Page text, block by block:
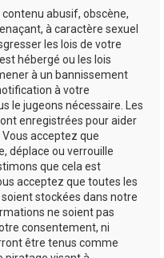
abusif, obscène,
à caractère sexuel
les lois de votre
hébergé ou les lois
à un bannissement
à votre
le jugeons nécessaire. Les
enregistrées pour aider
acceptez que
déplace ou verrouille
que cela est
acceptez que toutes les
stockées dans notre
ne soient pas
consentement, ni
être tenus comme